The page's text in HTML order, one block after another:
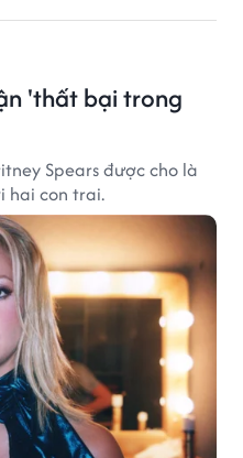
'thất bại trong
Spears được cho là
hai con trai.